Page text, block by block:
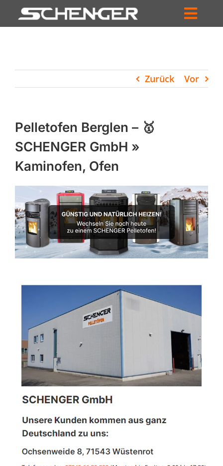
Inhalt
HÄNDLERSUCHE
UNTERNEHMEN
PROFIL
WARENKORB
PRODUCTS
SEARCH
Zurück Vor
Pelletofen Berglen – 🥇
SCHENGER GmbH »
Kaminofen, Ofen